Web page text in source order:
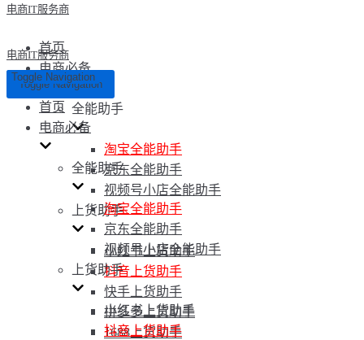
电商IT服务商
首页
电商必备
全能助手
淘宝全能助手
京东全能助手
视频号小店全能助手
上货助手
小红书上货助手
抖音上货助手
快手上货助手
拼多多上货助手
1688上货助手
电商IT服务商
Toggle Navigation
Toggle Navigation
首页
电商必备
全能助手
淘宝全能助手
京东全能助手
视频号小店全能助手
上货助手
小红书上货助手
抖音上货助手